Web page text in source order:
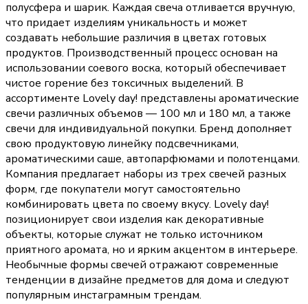
полусфера и шарик. Каждая свеча отливается вручную,
что придает изделиям уникальность и может
создавать небольшие различия в цветах готовых
продуктов. Производственный процесс основан на
использовании соевого воска, который обеспечивает
чистое горение без токсичных выделений. В
ассортименте Lovely day! представлены ароматические
свечи различных объемов — 100 мл и 180 мл, а также
свечи для индивидуальной покупки. Бренд дополняет
свою продуктовую линейку подсвечниками,
ароматическими саше, автопарфюмами и полотенцами.
Компания предлагает наборы из трех свечей разных
форм, где покупатели могут самостоятельно
комбинировать цвета по своему вкусу. Lovely day!
позиционирует свои изделия как декоративные
объекты, которые служат не только источником
приятного аромата, но и ярким акцентом в интерьере.
Необычные формы свечей отражают современные
тенденции в дизайне предметов для дома и следуют
популярным инстаграмным трендам.